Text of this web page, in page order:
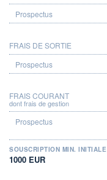
FRAIS DE SORTIE
FRAIS COURANT
dont frais de gestion
SOUSCRIPTION MIN. INITIALE
1000 EUR